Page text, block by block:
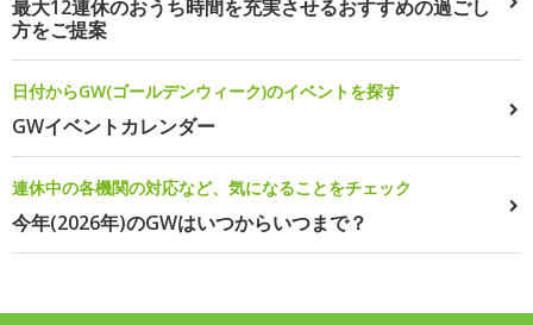
最大12連休のおうち時間を充実させるおすすめの過ごし
方をご提案
日付からGW(ゴールデンウィーク)のイベントを探す
GWイベントカレンダー
連休中の各機関の対応など、気になることをチェック
今年(2026年)のGWはいつからいつまで？